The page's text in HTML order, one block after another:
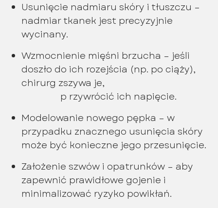
Usunięcie nadmiaru skóry i tłuszczu –
nadmiar tkanek jest precyzyjnie
wycinany.
Wzmocnienie mięśni brzucha – jeśli
doszło do ich rozejścia (np. po ciąży),
chirurg zszywa je,
p rzywrócić ich napięcie.
Modelowanie nowego pępka – w
przypadku znacznego usunięcia skóry
może być konieczne jego przesunięcie.
Założenie szwów i opatrunków – aby
zapewnić prawidłowe gojenie i
minimalizować ryzyko powikłań.